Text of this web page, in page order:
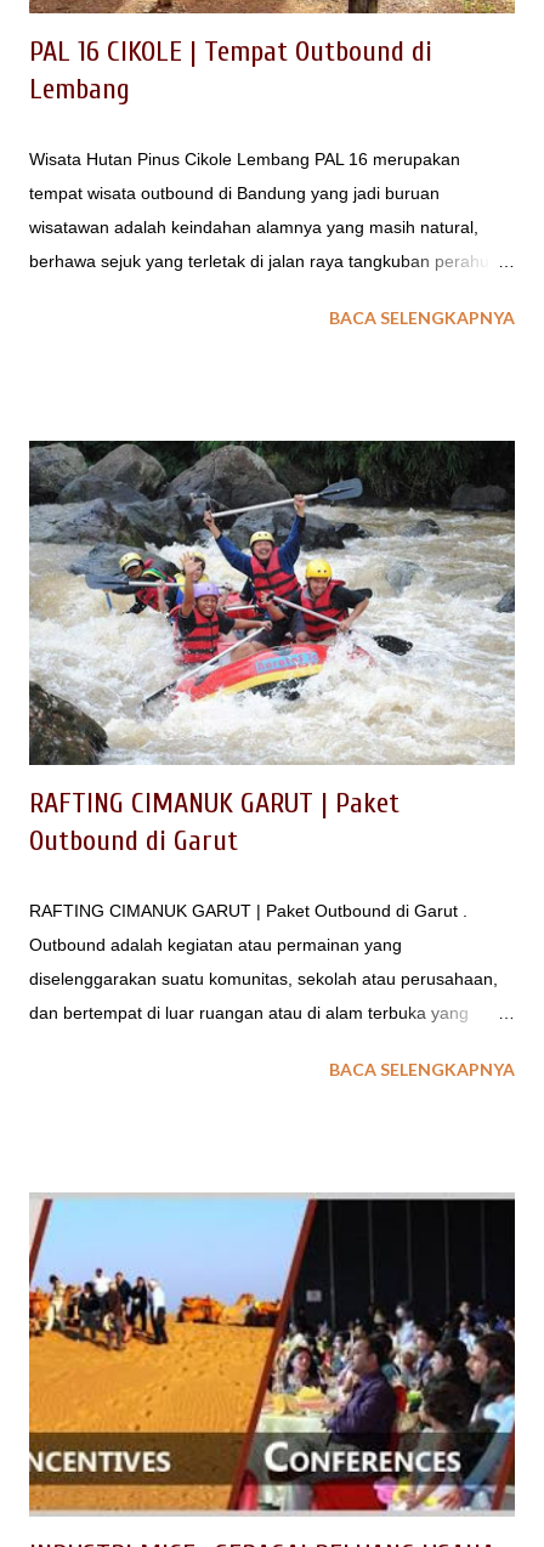
PAL 16 CIKOLE | Tempat Outbound di
Lembang
Wisata Hutan Pinus Cikole Lembang PAL 16 merupakan
tempat wisata outbound di Bandung yang jadi buruan
wisatawan adalah keindahan alamnya yang masih natural,
berhawa sejuk yang terletak di jalan raya tangkuban perahu
Bagi wisatawan yang berkunjung ke Tangkuban Perahu dan
perbendaharaan lokasi outbound di Lembang dengan konsep
wisata Lembang Jungle Discovery selain : - Taman Wisata
Grafika Cikole Lembang - Orchid Forest Cikole Lembang -
Zona 235 Cikole Lembang - Cikole Jayagiri - Green Grass
Cikole - Bandung Tree Top Adventure Park Baca juga : 20
Tempat Outbound di Lembang Kegiatan apa saja yang dapat
dioptimalkan untuk Wisata Hutan Pinus Cikole Lembang pal 16
ini untuk melengkapi outbound Lembang? Apakah hanya
sekedar tempat trans...
BACA SELENGKAPNYA
RAFTING CIMANUK GARUT | Paket
Outbound di Garut
RAFTING CIMANUK GARUT | Paket Outbound di Garut .
Outbound adalah kegiatan atau permainan yang
diselenggarakan suatu komunitas, sekolah atau perusahaan,
dan bertempat di luar ruangan atau di alam terbuka yang
menjadi lebih baik atau positif. Ada beberapa jenis permainan
outbound yang dikemas berupa olah raga adalah rafting di
Cimanuk Garut. baca juga : Review Singkat Tentang
Outbound Rafting Bagi kamu pencinta olahraga ekstrim dan
penuh tantangan adrenalin, outbound rafting di Cimanuk Garut
merupakan pilihan tepat. Wisata olahraga air yang menantang
ini berlokasi di Garut, Jawa Barat. Wisata Arung Jeram Rafting
Sungai Cimanuk di Bayongbong Garut, Jawa Barat merupakan
salah satu tempat wisata outbound di Desa Buyongbong,
Kabupaten Ga...
BACA SELENGKAPNYA